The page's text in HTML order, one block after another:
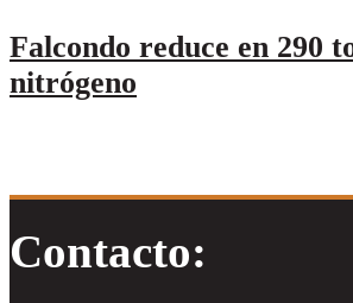
Falcondo reduce en 290
nitrógeno
Contacto: